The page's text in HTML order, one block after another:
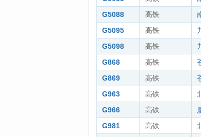
G5088
高铁
G5095
高铁
G5098
高铁
G868
高铁
G869
高铁
G963
高铁
G966
高铁
G981
高铁